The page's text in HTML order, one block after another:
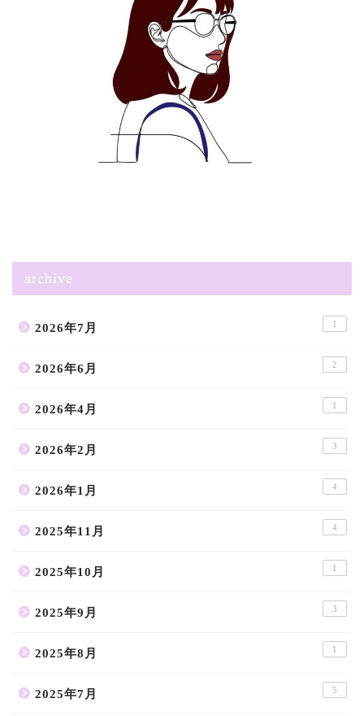
archive
2026年7月 1
2026年6月 2
2026年4月 1
2026年2月 3
2026年1月 4
2025年11月 4
2025年10月 1
2025年9月 3
2025年8月 1
2025年7月 5